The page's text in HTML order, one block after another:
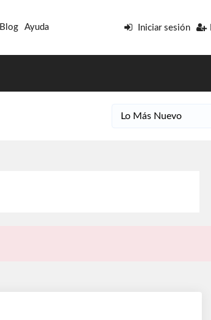
Blog Ayuda Iniciar sesión